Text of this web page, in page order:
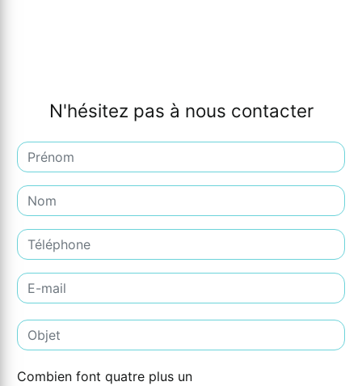
N'hésitez pas à nous contacter
Combien font quatre plus un